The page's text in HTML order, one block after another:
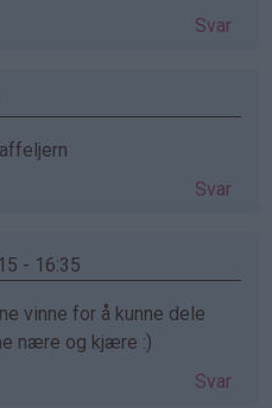
Svar
Svar
- 16:35
vinne for å kunne dele
nære og kjære :)
Svar